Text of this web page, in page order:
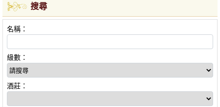
搜尋
名稱：
級數：
酒莊：